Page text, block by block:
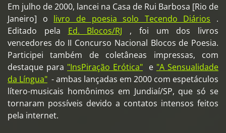
Em julho de 2000, lancei na Casa de Rui Barbosa [Rio de
Janeiro] o livro de poesia solo Tecendo Diários .
Editado pela Ed. Blocos/RJ , foi um dos livros
vencedores do II Concurso Nacional Blocos de Poesia.
Participei também de coletâneas impressas, com
destaque para "InsPiração Erótica" e "A Sensualidade
da Língua" - ambas lançadas em 2000 com espetáculos
lítero-musicais homônimos em Jundiaí/SP, que só se
tornaram possíveis devido a contatos intensos feitos
pela internet.